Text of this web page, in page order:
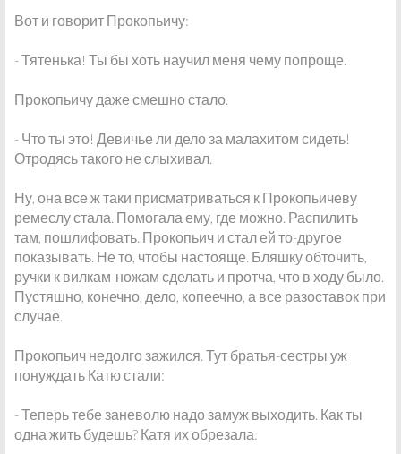
Вот и говорит Прокопьичу:
- Тятенька! Ты бы хоть научил меня чему попроще.
Прокопьичу даже смешно стало.
- Что ты это! Девичье ли дело за малахитом сидеть!
Отродясь такого не слыхивал.
Ну, она все ж таки присматриваться к Прокопьичеву
ремеслу стала. Помогала ему, где можно. Распилить
там, пошлифовать. Прокопьич и стал ей то-другое
показывать. Не то, чтобы настояще. Бляшку обточить,
ручки к вилкам-ножам сделать и протча, что в ходу было.
Пустяшно, конечно, дело, копеечно, а все разоставок при
случае.
Прокопьич недолго зажился. Тут братья-сестры уж
понуждать Катю стали:
- Теперь тебе заневолю надо замуж выходить. Как ты
одна жить будешь? Катя их обрезала: